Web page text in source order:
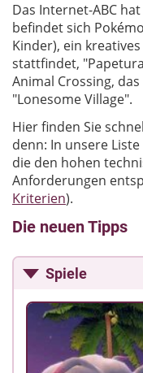
Das Internet-ABC
befindet sich
Kinder), ein
stattfindet,
Animal Crossing,
"Lonesome Village".
Hier finden Sie
denn: In unsere
die den hohen
Anforderungen
Kriterien).
Die neuen Tipps
Spiele